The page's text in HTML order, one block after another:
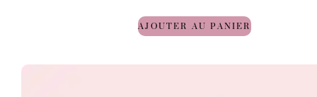
AJOUTER AU PANIER